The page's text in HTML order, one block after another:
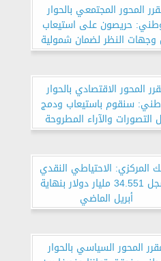
المحور المجتمعي بالحوار
حريصون على استيعاب
النظر لضمان شمولية
تناول القضايا
المحور الاقتصادي بالحوار
سنقوم باستيعاب ودمج
التصورات والآراء المطروحة
المركزي: الاحتياطي النقدي
يسجل 34.551 مليار دولار بنهاية
أبريل الماضي
المحور السياسي بالحوار